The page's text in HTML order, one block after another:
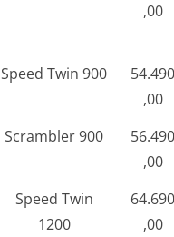
,00
Speed Twin 900
54.490
,00
Scrambler 900
56.490
,00
Speed Twin
1200
64.690
,00